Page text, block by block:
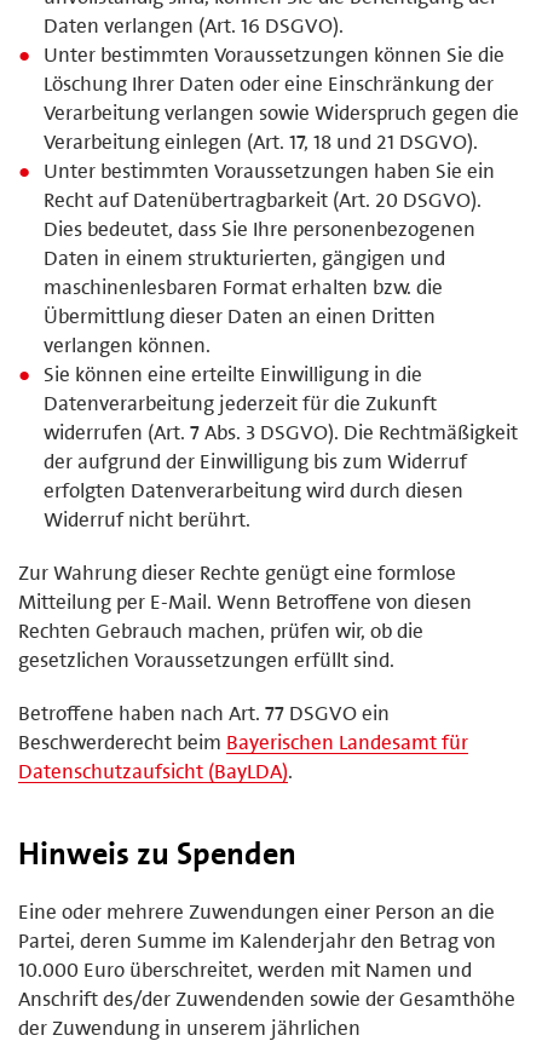
Daten verlangen (Art. 16 DSGVO).
Unter bestimmten Voraussetzungen können Sie die
Löschung Ihrer Daten oder eine Einschränkung der
Verarbeitung verlangen sowie Widerspruch gegen die
Verarbeitung einlegen (Art. 17, 18 und 21 DSGVO).
Unter bestimmten Voraussetzungen haben Sie ein
Recht auf Datenübertragbarkeit (Art. 20 DSGVO).
Dies bedeutet, dass Sie Ihre personenbezogenen
Daten in einem strukturierten, gängigen und
maschinenlesbaren Format erhalten bzw. die
Übermittlung dieser Daten an einen Dritten
verlangen können.
Sie können eine erteilte Einwilligung in die
Datenverarbeitung jederzeit für die Zukunft
widerrufen (Art. 7 Abs. 3 DSGVO). Die Rechtmäßigkeit
der aufgrund der Einwilligung bis zum Widerruf
erfolgten Datenverarbeitung wird durch diesen
Widerruf nicht berührt.
Zur Wahrung dieser Rechte genügt eine formlose
Mitteilung per E-Mail. Wenn Betroffene von diesen
Rechten Gebrauch machen, prüfen wir, ob die
gesetzlichen Voraussetzungen erfüllt sind.
Betroffene haben nach Art. 77 DSGVO ein
Beschwerderecht beim Bayerischen Landesamt für
Datenschutzaufsicht (BayLDA).
Hinweis zu Spenden
Eine oder mehrere Zuwendungen einer Person an die
Partei, deren Summe im Kalenderjahr den Betrag von
10.000 Euro überschreitet, werden mit Namen und
Anschrift des/der Zuwendenden sowie der Gesamthöhe
der Zuwendung in unserem jährlichen